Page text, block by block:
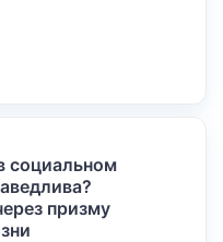
социальном
призму